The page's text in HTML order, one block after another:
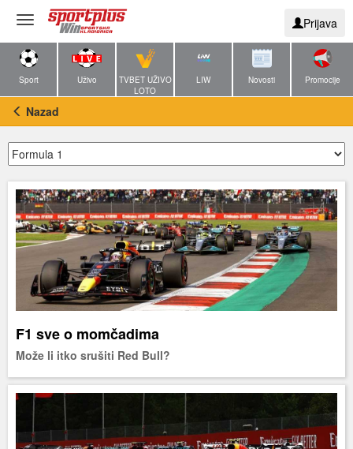
Toggle
navigation
Prijava
Sport Uživo
TVBET UŽIVO
LOTO
LIW Novosti Promocije
Nazad
F1 sve o momčadima
Može li itko srušiti Red Bull?